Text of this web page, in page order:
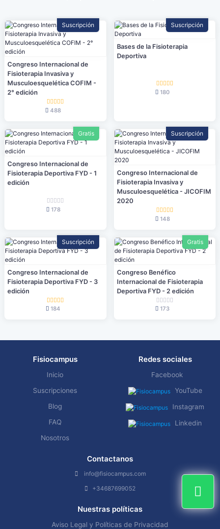
Suscripción
Congreso Internacional de
Fisioterapia Invasiva y
Musculoesquelética COFIM -
2° edición
488
Suscripción
Bases de la Fisioterapia
Deportiva
180
Gratis
Congreso Internacional de
Fisioterapia Deportiva FYD - 1
edición
178
Suscripción
Congreso Internacional de
Fisioterapia Invasiva y
Musculoesquelética - JICOFIM
2020
148
Suscripción
Congreso Internacional de
Fisioterapia Deportiva FYD - 3
edición
184
Gratis
Congreso Benéfico
Internacional de Fisioterapia
Deportiva FYD - 2 edición
173
Fisiocampus
Inicio
Suscripciones
Blog
FAQ
Nosotros
Redes sociales
Facebook
YouTube
Instagram
Linkedin
Contactanos
info@fisiocampus.com
+34687699052
Nuestras políticas
Aviso Legal y Políticas de Privacidad